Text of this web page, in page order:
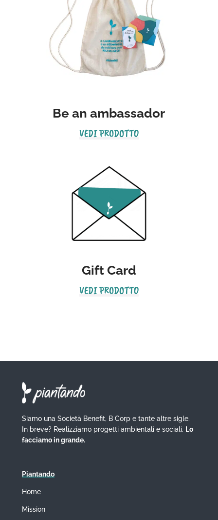
Be an ambassador
VEDI PRODOTTO
Gift Card
VEDI PRODOTTO
Siamo una Società Benefit, B Corp e tante altre sigle.
In breve? Realizziamo progetti ambientali e sociali. Lo
facciamo in grande.
Piantando
Home
Mission